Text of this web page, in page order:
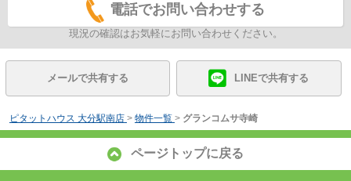
電話でお問い合わせする
現況の確認はお気軽にお問い合わせください。
メールで共有する LINEで共有する
ピタットハウス 大分駅南店 > 物件一覧 > グランコムサ寺崎
ページトップに戻る